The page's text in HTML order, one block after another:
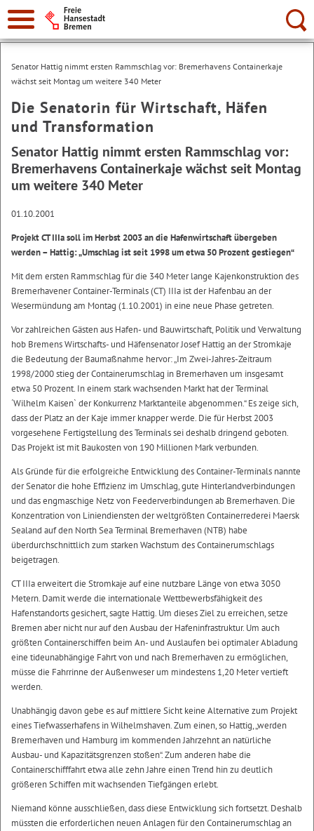
Suche:
Senator Hattig nimmt ersten Rammschlag vor: Bremerhavens Containerkaje
wächst seit Montag um weitere 340 Meter
Die Senatorin für Wirtschaft, Häfen
und Transformation
Senator Hattig nimmt ersten Rammschlag vor:
Bremerhavens Containerkaje wächst seit Montag
um weitere 340 Meter
01.10.2001
Projekt CT IIIa soll im Herbst 2003 an die Hafenwirtschaft übergeben
werden – Hattig: „Umschlag ist seit 1998 um etwa 50 Prozent gestiegen“
Mit dem ersten Rammschlag für die 340 Meter lange Kajenkonstruktion des
Bremerhavener Container-Terminals (CT) IIIa ist der Hafenbau an der
Wesermündung am Montag (1.10.2001) in eine neue Phase getreten.
Vor zahlreichen Gästen aus Hafen- und Bauwirtschaft, Politik und Verwaltung
hob Bremens Wirtschafts- und Häfensenator Josef Hattig an der Stromkaje
die Bedeutung der Baumaßnahme hervor: „Im Zwei-Jahres-Zeitraum
1998/2000 stieg der Containerumschlag in Bremerhaven um insgesamt
etwa 50 Prozent. In einem stark wachsenden Markt hat der Terminal
´Wilhelm Kaisen` der Konkurrenz Marktanteile abgenommen.“ Es zeige sich,
dass der Platz an der Kaje immer knapper werde. Die für Herbst 2003
vorgesehene Fertigstellung des Terminals sei deshalb dringend geboten.
Das Projekt ist mit Baukosten von 190 Millionen Mark verbunden.
Als Gründe für die erfolgreiche Entwicklung des Container-Terminals nannte
der Senator die hohe Effizienz im Umschlag, gute Hinterlandverbindungen
und das engmaschige Netz von Feederverbindungen ab Bremerhaven. Die
Konzentration von Liniendiensten der weltgrößten Containerrederei Maersk
Sealand auf den North Sea Terminal Bremerhaven (NTB) habe
überdurchschnittlich zum starken Wachstum des Containerumschlags
beigetragen.
CT IIIa erweitert die Stromkaje auf eine nutzbare Länge von etwa 3050
Metern. Damit werde die internationale Wettbewerbsfähigkeit des
Hafenstandorts gesichert, sagte Hattig. Um dieses Ziel zu erreichen, setze
Bremen aber nicht nur auf den Ausbau der Hafeninfrastruktur. Um auch
größten Containerschiffen beim An- und Auslaufen bei optimaler Abladung
eine tideunabhängige Fahrt von und nach Bremerhaven zu ermöglichen,
müsse die Fahrrinne der Außenweser um mindestens 1,20 Meter vertieft
werden.
Unabhängig davon gebe es auf mittlere Sicht keine Alternative zum Projekt
eines Tiefwasserhafens in Wilhelmshaven. Zum einen, so Hattig, „werden
Bremerhaven und Hamburg im kommenden Jahrzehnt an natürliche
Ausbau- und Kapazitätsgrenzen stoßen“. Zum anderen habe die
Containerschifffahrt etwa alle zehn Jahre einen Trend hin zu deutlich
größeren Schiffen mit wachsenden Tiefgängen erlebt.
Niemand könne ausschließen, dass diese Entwicklung sich fortsetzt. Deshalb
müssten die erforderlichen neuen Anlagen für den Containerumschlag an